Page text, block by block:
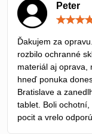
Peter
Ďakujem za
rozbilo ochranné
materiál aj oprava,
hneď ponuka
Bratislave a
tablet. Boli
pocit a vrelo